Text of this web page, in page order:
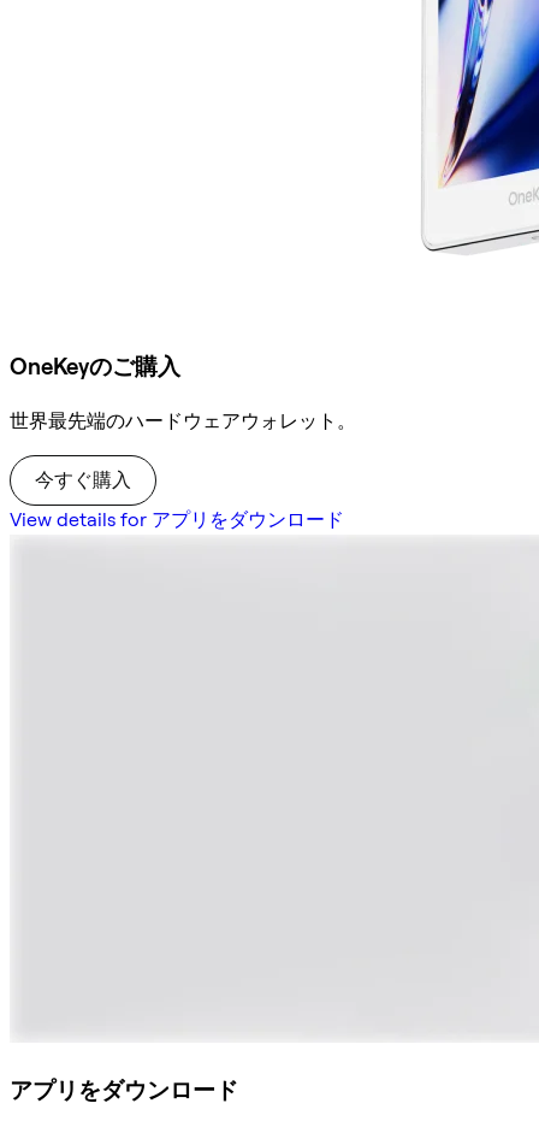
OneKeyのご購入
世界最先端のハードウェアウォレット。
今すぐ購入
View details for アプリをダウンロード
アプリをダウンロード